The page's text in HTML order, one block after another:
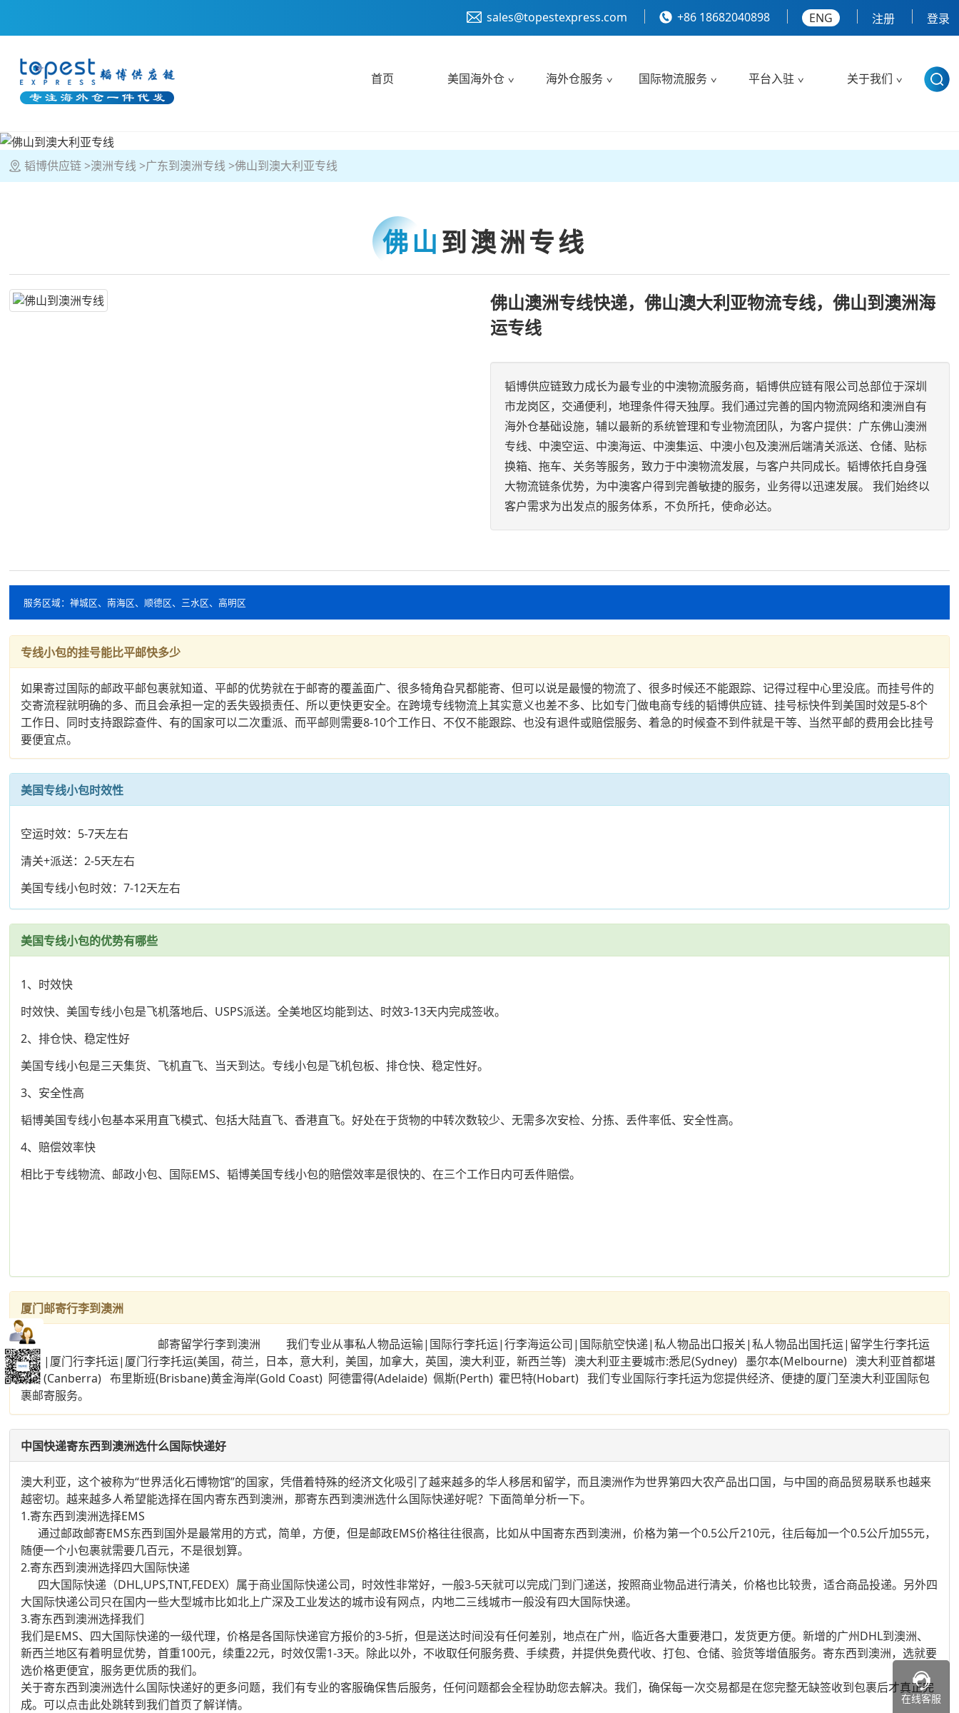
sales@topestexpress.com +86 18682040898 ENG 注册 登录
首页 美国海外仓 海外仓服务 国际物流服务 平台入驻 关于我们
韬博供应链 澳洲专线 广东到澳洲专线 佛山到澳大利亚专线
佛山到澳洲专线
佛山澳洲专线快递，佛山澳大利亚物流专线，佛山到澳洲海
运专线
韬博供应链致力成长为最专业的中澳物流服务商，韬博供应链有限公司总部位于深圳
市龙岗区，交通便利，地理条件得天独厚。我们通过完善的国内物流网络和澳洲自有
海外仓基础设施，辅以最新的系统管理和专业物流团队，为客户提供：广东佛山澳洲
专线、中澳空运、中澳海运、中澳集运、中澳小包及澳洲后端清关派送、仓储、贴标
换箱、拖车、关务等服务，致力于中澳物流发展，与客户共同成长。韬博依托自身强
大物流链条优势，为中澳客户得到完善敏捷的服务，业务得以迅速发展。 我们始终以
客户需求为出发点的服务体系，不负所托，使命必达。
服务区域：禅城区、南海区、顺德区、三水区、高明区
专线小包的挂号能比平邮快多少
如果寄过国际的邮政平邮包裹就知道、平邮的优势就在于邮寄的覆盖面广、很多犄角旮旯都能寄、但可以说是最慢的物流了、很多时候还不能跟踪、记得过程中心里没底。而挂号件的
交寄流程就明确的多、而且会承担一定的丢失毁损责任、所以更快更安全。在跨境专线物流上其实意义也差不多、比如专门做电商专线的韬博供应链、挂号标快件到美国时效是5-8个
工作日、同时支持跟踪查件、有的国家可以二次重派、而平邮则需要8-10个工作日、不仅不能跟踪、也没有退件或赔偿服务、着急的时候查不到件就是干等、当然平邮的费用会比挂号
要便宜点。
美国专线小包时效性
空运时效：5-7天左右
清关+派送：2-5天左右
美国专线小包时效：7-12天左右
美国专线小包的优势有哪些
1、时效快
时效快、美国专线小包是飞机落地后、USPS派送。全美地区均能到达、时效3-13天内完成签收。
2、排仓快、稳定性好
美国专线小包是三天集货、飞机直飞、当天到达。专线小包是飞机包板、排仓快、稳定性好。
3、安全性高
韬博美国专线小包基本采用直飞模式、包括大陆直飞、香港直飞。好处在于货物的中转次数较少、无需多次安检、分拣、丢件率低、安全性高。
4、赔偿效率快
相比于专线物流、邮政小包、国际EMS、韬博美国专线小包的赔偿效率是很快的、在三个工作日内可丢件赔偿。
厦门邮寄行李到澳洲
邮寄留学行李到澳洲 我们专业从事私人物品运输|国际行李托运|行李海运公司|国际航空快递|私人物品出口报关|私人物品出国托运|留学生行李托运
公司|厦门行李托运|厦门行李托运(美国，荷兰，日本，意大利，美国，加拿大，英国，澳大利亚，新西兰等) 澳大利亚主要城市:悉尼(Sydney) 墨尔本(Melbourne) 澳大利亚首都堪
培拉(Canberra) 布里斯班(Brisbane)黄金海岸(Gold Coast) 阿德雷得(Adelaide) 佩斯(Perth) 霍巴特(Hobart) 我们专业国际行李托运为您提供经济、便捷的厦门至澳大利亚国际包
裹邮寄服务。
中国快递寄东西到澳洲选什么国际快递好
澳大利亚，这个被称为“世界活化石博物馆”的国家，凭借着特殊的经济文化吸引了越来越多的华人移居和留学，而且澳洲作为世界第四大农产品出口国，与中国的商品贸易联系也越来
越密切。越来越多人希望能选择在国内寄东西到澳洲，那寄东西到澳洲选什么国际快递好呢？下面简单分析一下。
1.寄东西到澳洲选择EMS
通过邮政邮寄EMS东西到国外是最常用的方式，简单，方便，但是邮政EMS价格往往很高，比如从中国寄东西到澳洲，价格为第一个0.5公斤210元，往后每加一个0.5公斤加55元，
随便一个小包裹就需要几百元，不是很划算。
2.寄东西到澳洲选择四大国际快递
四大国际快递（DHL,UPS,TNT,FEDEX）属于商业国际快递公司，时效性非常好，一般3-5天就可以完成门到门递送，按照商业物品进行清关，价格也比较贵，适合商品投递。另外四
大国际快递公司只在国内一些大型城市比如北上广深及工业发达的城市设有网点，内地二三线城市一般没有四大国际快递。
3.寄东西到澳洲选择我们
我们是EMS、四大国际快递的一级代理，价格是各国际快递官方报价的3-5折，但是送达时间没有任何差别，地点在广州，临近各大重要港口，发货更方便。新增的广州DHL到澳洲、
新西兰地区有着明显优势，首重100元，续重22元，时效仅需1-3天。除此以外，不收取任何服务费、手续费，并提供免费代收、打包、仓储、验货等增值服务。寄东西到澳洲，选就要
选价格更便宜，服务更优质的我们。
关于寄东西到澳洲选什么国际快递好的更多问题，我们有专业的客服确保售后服务，任何问题都会全程协助您去解决。我们，确保每一次交易都是在您完整无缺签收到包裹后才真正完
成。可以点击此处跳转到我们首页了解详情。
在线客服